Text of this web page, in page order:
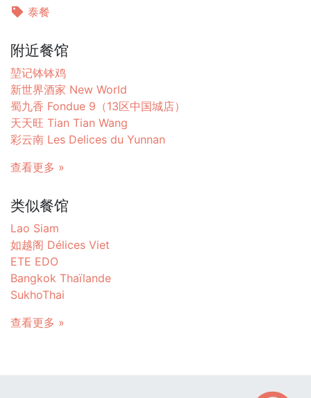
泰餐
附近餐馆
堃记钵钵鸡
新世界酒家 New World
蜀九香 Fondue 9（13区中国城店）
天天旺 Tian Tian Wang
彩云南 Les Delices du Yunnan
查看更多 »
类似餐馆
Lao Siam
如越阁 Délices Viet
ETE EDO
Bangkok Thaïlande
SukhoThai
查看更多 »